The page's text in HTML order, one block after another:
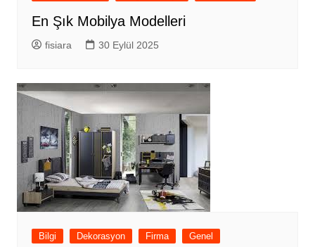
En Şık Mobilya Modelleri
fisiara 30 Eylül 2025
Bilgi Dekorasyon Firma
Genel